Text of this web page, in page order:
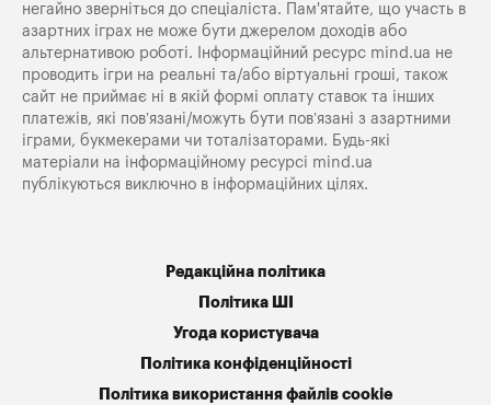
негайно зверніться до спеціаліста. Пам'ятайте, що участь в
азартних іграх не може бути джерелом доходів або
альтернативою роботі. Інформаційний ресурс mind.ua не
проводить ігри на реальні та/або віртуальні гроші, також
сайт не приймає ні в якій формі оплату ставок та інших
платежів, які пов’язані/можуть бути пов’язані з азартними
іграми, букмекерами чи тоталізаторами. Будь-які
матеріали на інформаційному ресурсі mind.ua
публікуються виключно в інформаційних цілях.
Редакційна політика
Політика ШІ
Угода користувача
Політика конфіденційності
Політика використання файлів cookie